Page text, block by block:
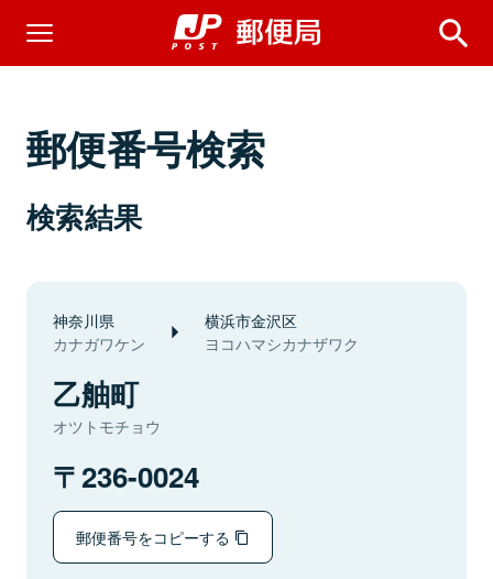
郵便番号検索
検索結果
神奈川県
カナガワケン
横浜市金沢区
ヨコハマシカナザワク
乙舳町
オツトモチョウ
236-0024
郵便番号をコピーする